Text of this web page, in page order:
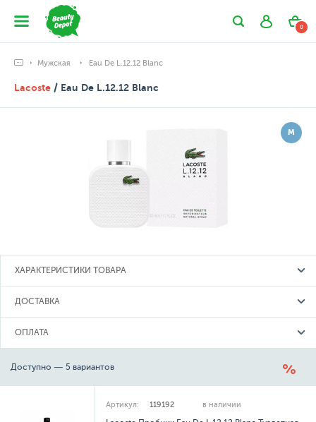
0
Мужская Eau De L.12.12 Blanc
Lacoste / Eau De L.12.12 Blanc
М
ХАРАКТЕРИСТИКИ ТОВАРА
ДОСТАВКА
ОПЛАТА
Доступно — 5 вариантов
Артикул: 119192 в наличии